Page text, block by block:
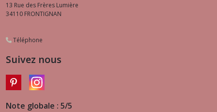
13 Rue des Frères Lumière
34110 FRONTIGNAN
Téléphone
Suivez nous
Note globale : 5/5